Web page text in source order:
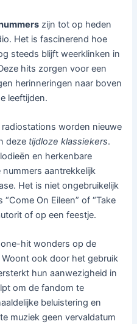
zijn tot op heden
Het is fascinerend hoe
steeds blijft weerklinken in
hits zorgen voor een
herinneringen naar boven
leeftijden.
worden nieuwe
deze tijdloze klassiekers.
en herkenbare
aantrekkelijk
Het is niet ongebruikelijk
On Eileen” of “Take
of op een feestje.
hit wonders op de
ook door het gebruik
hun aanwezigheid in
om de fandom te
beluistering en
muziek geen vervaldatum